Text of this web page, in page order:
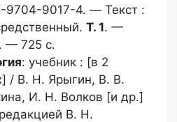
9704-9017-4. — Текст :
Т. 1. —
— 725 с.
: учебник : [в 2
/ B. Н. Ярыгин, B. В.
И. Н. Волков [и др.]
В. Н.